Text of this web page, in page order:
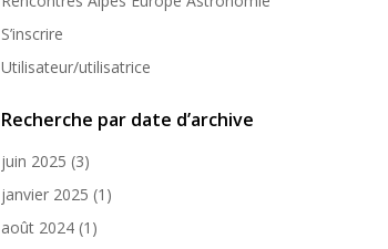
S’inscrire
Utilisateur/utilisatrice
Recherche par date d’archive
juin 2025 (3)
janvier 2025 (1)
août 2024 (1)